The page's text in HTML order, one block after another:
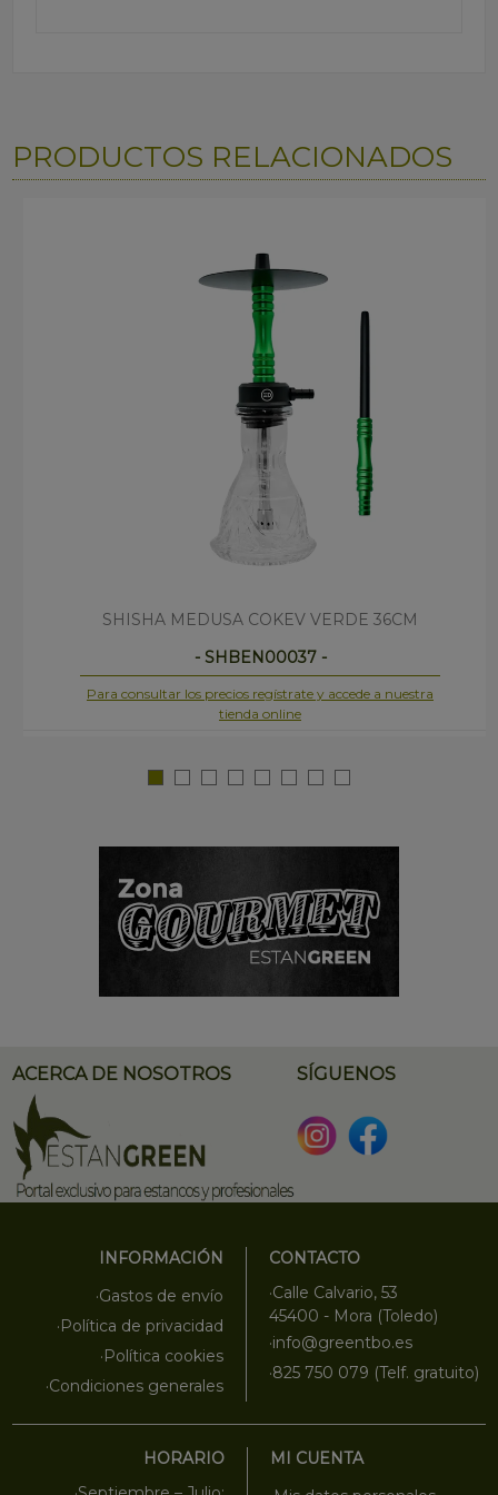
PRODUCTOS RELACIONADOS
SHISHA MEDUSA COKEV VERDE 36CM
- SHBEN00037 -
Para consultar los precios regístrate y accede a nuestra
tienda online
ACERCA DE NOSOTROS SÍGUENOS
INFORMACIÓN
·Gastos de envío
·Política de privacidad
·Política cookies
·Condiciones generales
CONTACTO
·Calle Calvario, 53
45400 - Mora (Toledo)
·info@greentbo.es
·825 750 079 (Telf. gratuito)
HORARIO
MI CUENTA